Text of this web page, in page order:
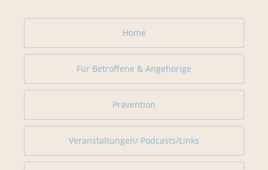
Home
Für Betroffene & Angehörige
Prävention
Veranstaltungen/ Podcasts/Links